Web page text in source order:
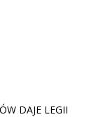
DAJE LEGII